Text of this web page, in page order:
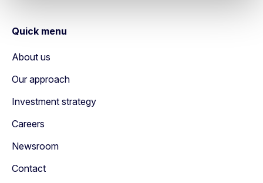
Quick menu
About us
Our approach
Investment strategy
Careers
Newsroom
Contact